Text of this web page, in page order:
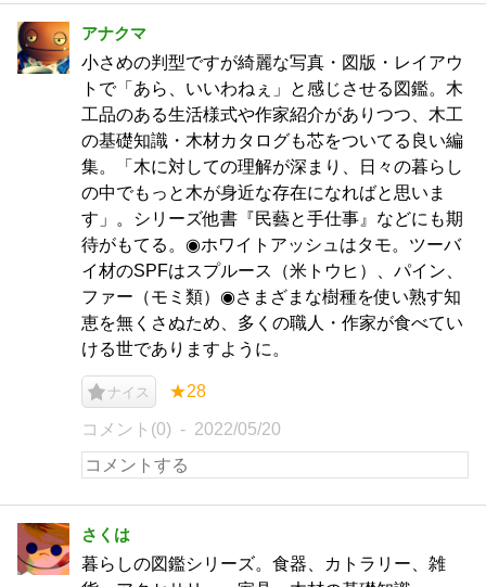
アナクマ
小さめの判型ですが綺麗な写真・図版・レイアウ
トで「あら、いいわねぇ」と感じさせる図鑑。木
工品のある生活様式や作家紹介がありつつ、木工
の基礎知識・木材カタログも芯をついてる良い編
集。「木に対しての理解が深まり、日々の暮らし
の中でもっと木が身近な存在になればと思いま
す」。シリーズ他書『民藝と手仕事』などにも期
待がもてる。◉ホワイトアッシュはタモ。ツーバ
イ材のSPFはスプルース（米トウヒ）、パイン、
ファー（モミ類）◉さまざまな樹種を使い熟す知
恵を無くさぬため、多くの職人・作家が食べてい
ける世でありますように。
ナイス ★28
コメント(0) 2022/05/20
さくは
暮らしの図鑑シリーズ。食器、カトラリー、雑